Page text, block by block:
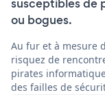
susceptibles de
ou bogues.
Au fur et à mesure
risquez de
pirates
des failles de